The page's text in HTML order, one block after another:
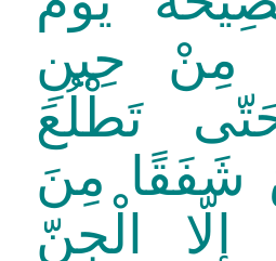
مِنْ حِينِ
تَطْلُعَ
شَفَقًا مِنَ
إِلّا الْجِنّ